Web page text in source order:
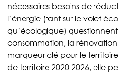
nécessaires besoins de
l’énergie (tant sur le volet
qu’écologique)
consommation, la
marqueur clé pour le
de territoire 2020-2026, elle